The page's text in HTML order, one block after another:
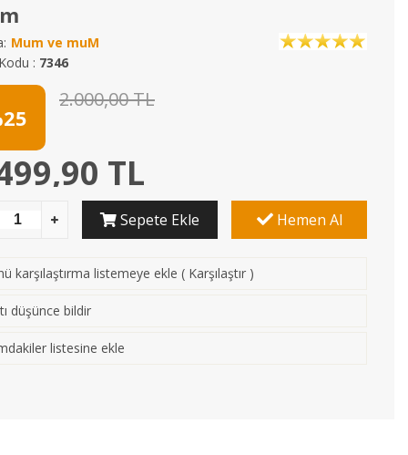
Mum ve muM
: 7346
2.000,00 TL
TL
Sepete Ekle Hemen Al
karşılaştırma listemeye ekle ( Karşılaştır )
düşünce bildir
listesine ekle